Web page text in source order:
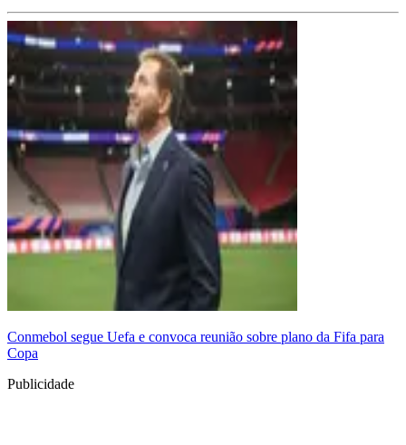
Conmebol segue Uefa e convoca reunião sobre plano da Fifa para
Copa
Publicidade